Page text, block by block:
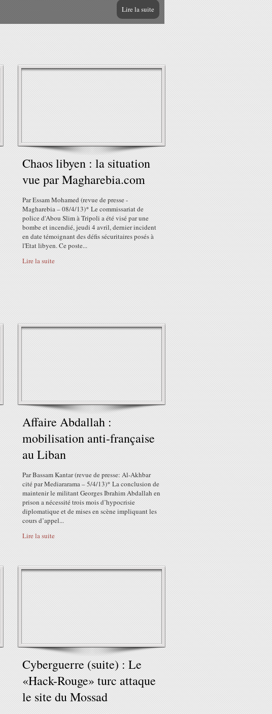
Lire la suite
Chaos libyen : la situation
vue par Magharebia.com
Par Essam Mohamed (revue de presse -
Magharebia – 08/4/13)* Le commissariat de
police d'Abou Slim à Tripoli a été visé par une
bombe et incendié, jeudi 4 avril, dernier incident
en date témoignant des défis sécuritaires posés à
l'Etat libyen. Ce poste...
Lire la suite
Affaire Abdallah :
mobilisation anti-française
au Liban
Par Bassam Kantar (revue de presse: Al-Akhbar
cité par Mediararama – 5/4/13)* La conclusion de
maintenir le militant Georges Ibrahim Abdallah en
prison a nécessité trois mois d’hypocrisie
diplomatique et de mises en scène impliquant les
cours d’appel...
Lire la suite
Cyberguerre (suite) : Le
«Hack-Rouge» turc attaque
le site du Mossad